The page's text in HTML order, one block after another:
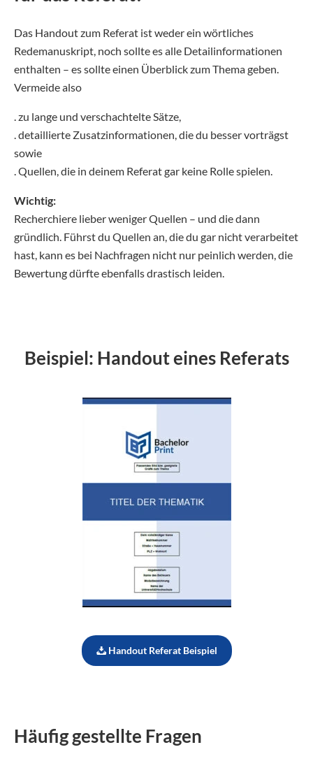
Das Handout zum Referat ist weder ein wörtliches
Redemanuskript, noch sollte es alle Detailinformationen
enthalten – es sollte einen Überblick zum Thema geben.
Vermeide also
. zu lange und verschachtelte Sätze,
. detaillierte Zusatzinformationen, die du besser vorträgst
sowie
. Quellen, die in deinem Referat gar keine Rolle spielen.
Wichtig:
Recherchiere lieber weniger Quellen – und die dann
gründlich. Führst du Quellen an, die du gar nicht verarbeitet
hast, kann es bei Nachfragen nicht nur peinlich werden, die
Bewertung dürfte ebenfalls drastisch leiden.
Beispiel: Handout eines Referats
Handout Referat Beispiel
Häufig gestellte Fragen